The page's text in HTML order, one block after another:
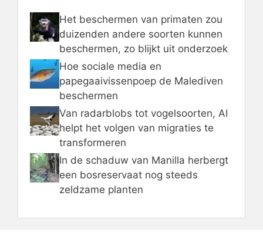
Het beschermen van primaten zou
duizenden andere soorten kunnen
beschermen, zo blijkt uit onderzoek
Hoe sociale media en
papegaaivissenpoep de Malediven
beschermen
Van radarblobs tot vogelsoorten, AI
helpt het volgen van migraties te
transformeren
In de schaduw van Manilla herbergt
een bosreservaat nog steeds
zeldzame planten